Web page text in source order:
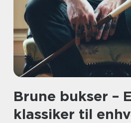
Brune bukser –
klassiker til